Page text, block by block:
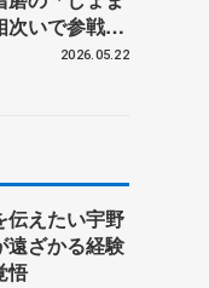
次いで参戦
2026.05.22
伝えたい宇野
遠ざかる経験
悟